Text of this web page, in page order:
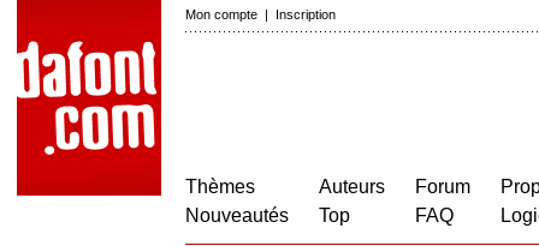
Mon compte | Inscription
Thèmes
Nouveautés
Auteurs
Top
Forum
FAQ